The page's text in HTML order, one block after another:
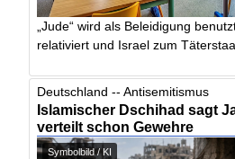
„Jude“ wird als Beleidigung
relativiert und Israel zum Täterstaat
Deutschland -- Antisemitismus
Islamischer Dschihad sagt
verteilt schon Gewehre
Symbolbild / KI